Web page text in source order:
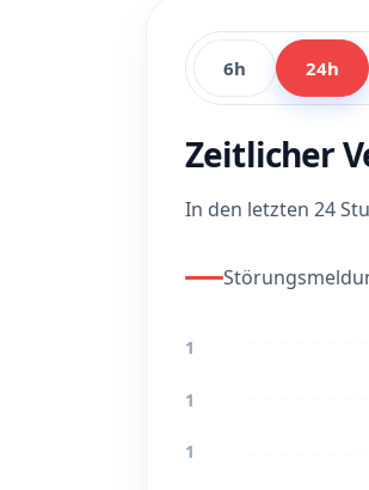
6h 24h
Zeitlicher
In den letzten 24
1
1
1